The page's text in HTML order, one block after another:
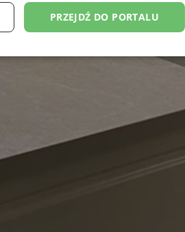
PRZEJDŹ DO PORTALU
Niesklasyfikowane
takich jak logowanie użytkownika i
ze strony internetowej.